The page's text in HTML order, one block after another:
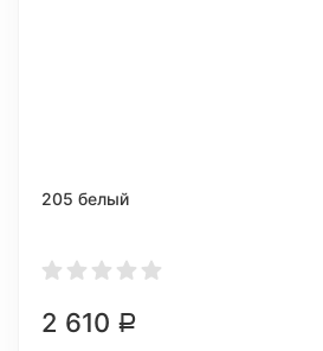
205 белый
2 610 Р